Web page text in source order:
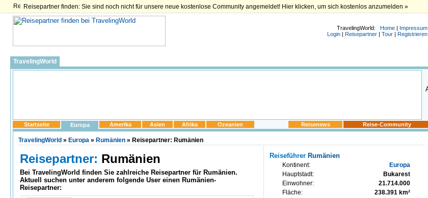
Reisepartner finden: Sie sind noch nicht für unsere neue kostenlose Community angemeldet! Hier klicken, um sich kostenlos anzumelden »
TravelingWorld: Home | Impressum
Login | Reisepartner | Tour | Registrieren
TravelingWorld
Startseite Europa Amerika Asien Afrika Ozeanien Reisenews Reise-Community
TravelingWorld » Europa » Rumänien » Reisepartner: Rumänien
Reisepartner: Rumänien
Bei TravelingWorld finden Sie zahlreiche Reisepartner für Rumänien.
Aktuell suchen unter anderem folgende User einen Rumänien-
Reisepartner:
Reiseführer Rumänien
Kontinent:
Europa
Hauptstadt:
Bukarest
Einwohner:
21.714.000
Fläche:
238.391 km²